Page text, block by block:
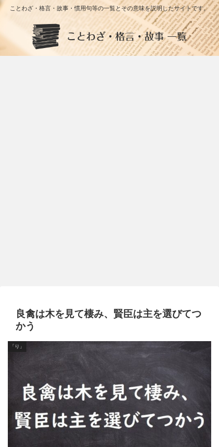
ことわざ・格言・故事・慣用句等の一覧とその意味を説明したサイトです。
良禽は木を見て棲み、賢臣は主を選びてつ
かう
「り」